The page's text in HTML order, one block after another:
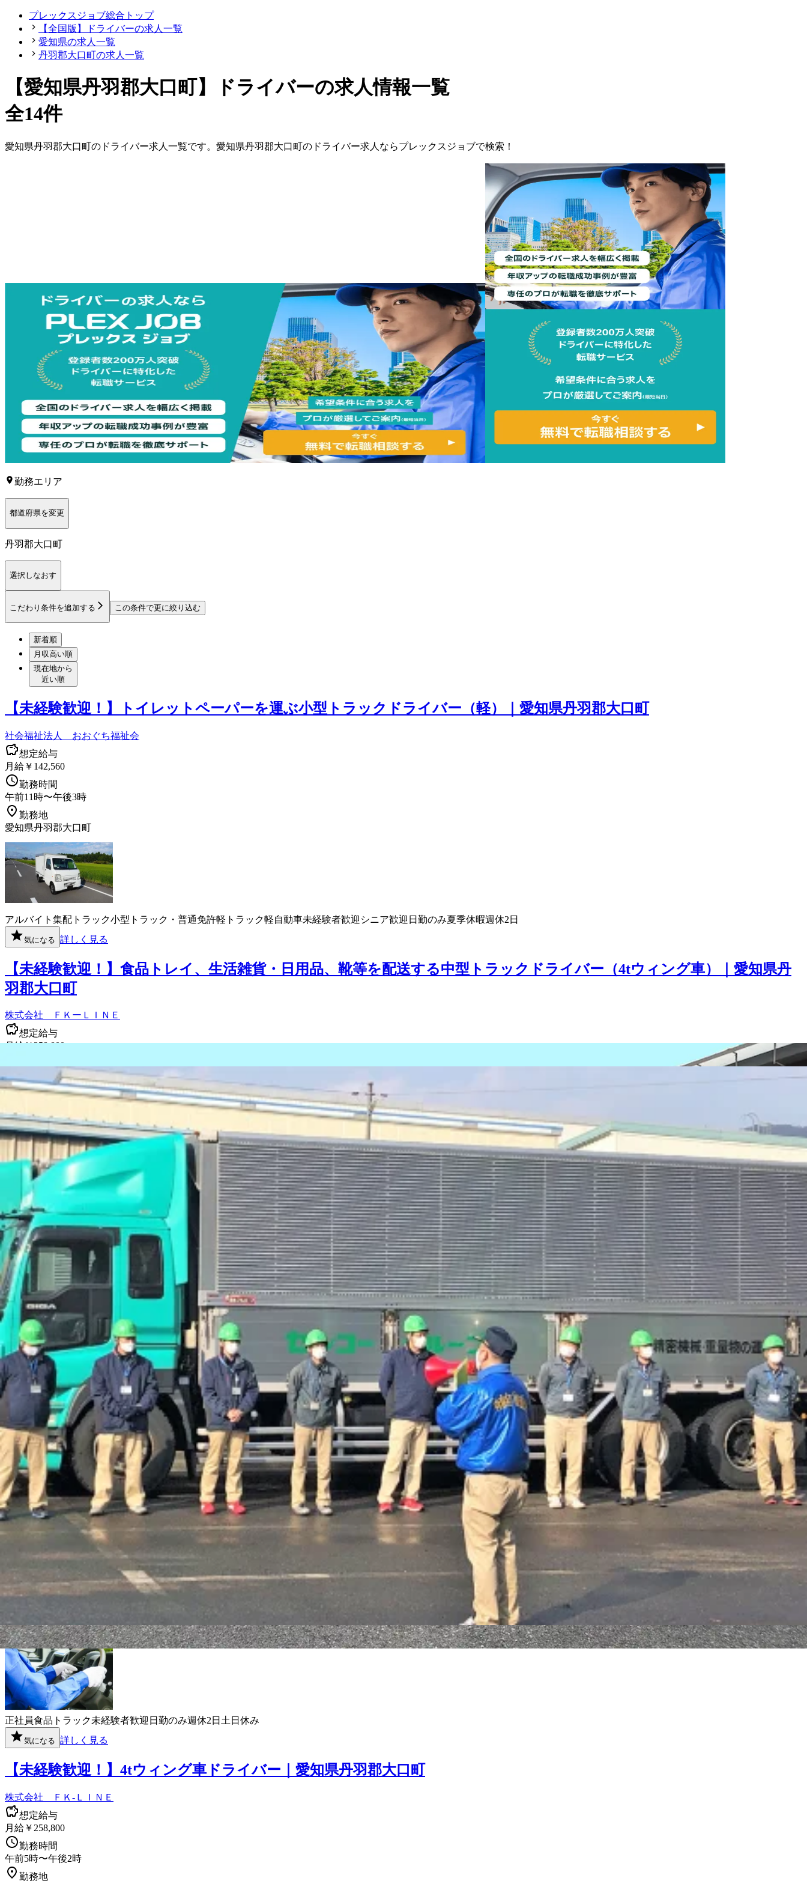
プレックスジョブ総合トップ
【全国版】ドライバーの求人一覧
愛知県の求人一覧
丹羽郡大口町の求人一覧
【愛知県丹羽郡大口町】ドライバーの求人情報一覧
全14件
愛知県丹羽郡大口町の ドライバー求人一覧です。 愛知県丹羽郡大口町の ドライバー求人ならプレックスジョブで検索！
勤務エリア
都道府県を変更
丹羽郡大口町
選択しなおす
こだわり条件を追加する この条件で更に絞り込む
新着順
月収高い順
現在地から
近い順
【未経験歓迎！】トイレットペーパーを運ぶ小型トラックドライバー（軽）｜愛知県丹羽郡大口町
社会福祉法人 おおぐち福祉会
想定給与
月給￥142,560
勤務時間
午前11時〜午後3時
勤務地
愛知県丹羽郡大口町
アルバイト 集配 トラック小型トラック・普通免許軽トラック軽自動車未経験者歓迎 シニア歓迎 日勤のみ夏季休暇週休2日
気になる 詳しく見る
【未経験歓迎！】食品トレイ、生活雑貨・日用品、靴等を配送する中型トラックドライバー（4tウィング車）｜愛知県丹
羽郡大口町
株式会社 ＦＫーＬＩＮＥ
想定給与
月給￥258,800
勤務時間
午前5時〜午後2時
勤務地
正社員 トラック中型トラック・中型免許4トン未経験者歓迎シニア歓迎日勤のみ夏季休暇週休2日
気になる 詳しく見る
【地場ルート配送】リネン類回収の2tドライバー｜愛知県丹羽郡大口町
株式会社翔栄通商
想定給与
月給￥280,000
勤務時間
午前8時〜午後5時
勤務地
愛知県丹羽郡大口町
正社員 手積み手降ろしなしルート配送 集配 トラック準中型トラック・準中型免許2トン未経験者歓迎シニア歓迎日勤のみ 年末年始休暇 夏季休暇
気になる 詳しく見る
【賞与・昇給・退職金あり】トラックドライバー｜愛知県丹羽郡大口町
関西フローズン 株式会社
想定給与
月給￥205,146〜￥241,743
勤務時間
午前8時〜午後5時
愛知県丹羽郡大口町
正社員食品 トラック未経験者歓迎 日勤のみ週休2日 土日休み
気になる 詳しく見る
【未経験歓迎！】4tウィング車ドライバー｜愛知県丹羽郡大口町
株式会社 ＦＫ-ＬＩＮＥ
想定給与
月給￥258,800
勤務時間
午前5時〜午後2時
勤務地